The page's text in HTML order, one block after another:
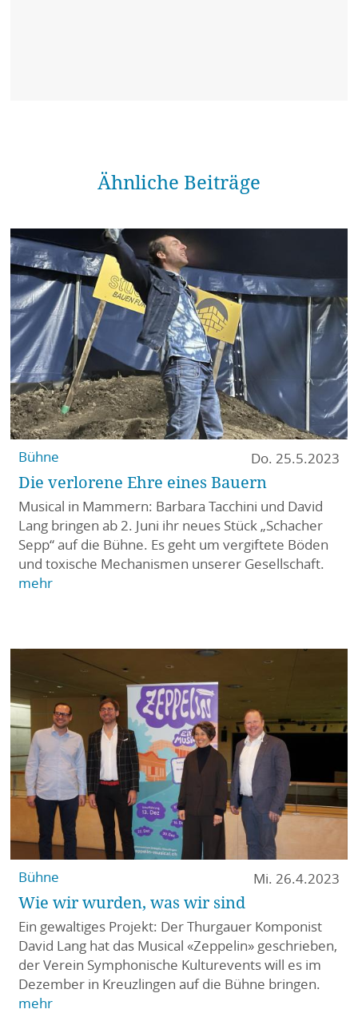
Ähnliche Beiträge
Bühne Do. 25.5.2023
Die verlorene Ehre eines Bauern
Musical in Mammern: Barbara Tacchini und David
Lang bringen ab 2. Juni ihr neues Stück „Schacher
Sepp“ auf die Bühne. Es geht um vergiftete Böden
und toxische Mechanismen unserer Gesellschaft.
mehr
Bühne Mi. 26.4.2023
Wie wir wurden, was wir sind
Ein gewaltiges Projekt: Der Thurgauer Komponist
David Lang hat das Musical «Zeppelin» geschrieben,
der Verein Symphonische Kulturevents will es im
Dezember in Kreuzlingen auf die Bühne bringen.
mehr